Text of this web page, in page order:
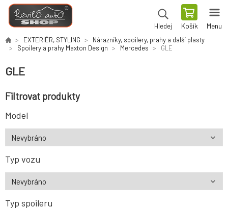
Hledej Košík Menu
EXTERIÉR, STYLING
Nárazníky, spoilery, prahy a další plasty
Spoilery a prahy Maxton Design
Mercedes GLE
GLE
Filtrovat produkty
Model
Typ vozu
Typ spoileru